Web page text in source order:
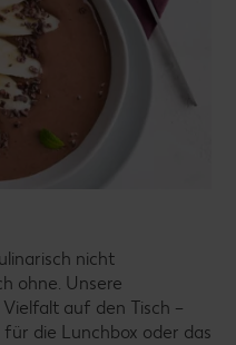
nicht
ohne. Unsere
auf den Tisch –
die Lunchbox oder das